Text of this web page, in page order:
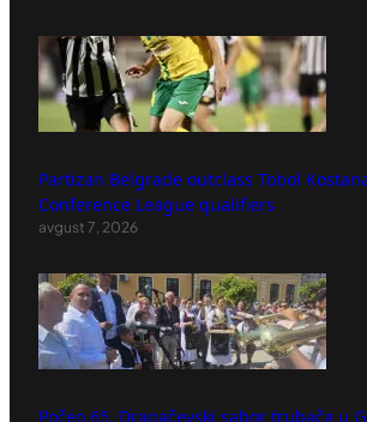
Partizan Belgrade outclass Tobol
Conference League qualifiers
avgust 7, 2026
Počeo 65. Dragačevski sabor trubača u